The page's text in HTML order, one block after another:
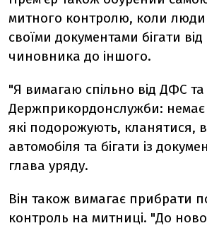
митного контролю, коли
своїми документами бігати
чиновника до іншого.
"Я вимагаю спільно від ДФС та
Держприкордонслужби:
які подорожують, кланятися,
автомобіля та бігати із
глава уряду.
Він також вимагає прибрати
контроль на митниці. "До